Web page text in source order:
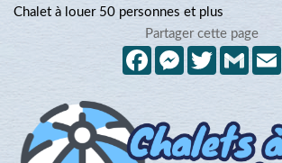
Chalet à louer 50 personnes et plus
Partager cette page
FacebookMessenger
TwitterGmail